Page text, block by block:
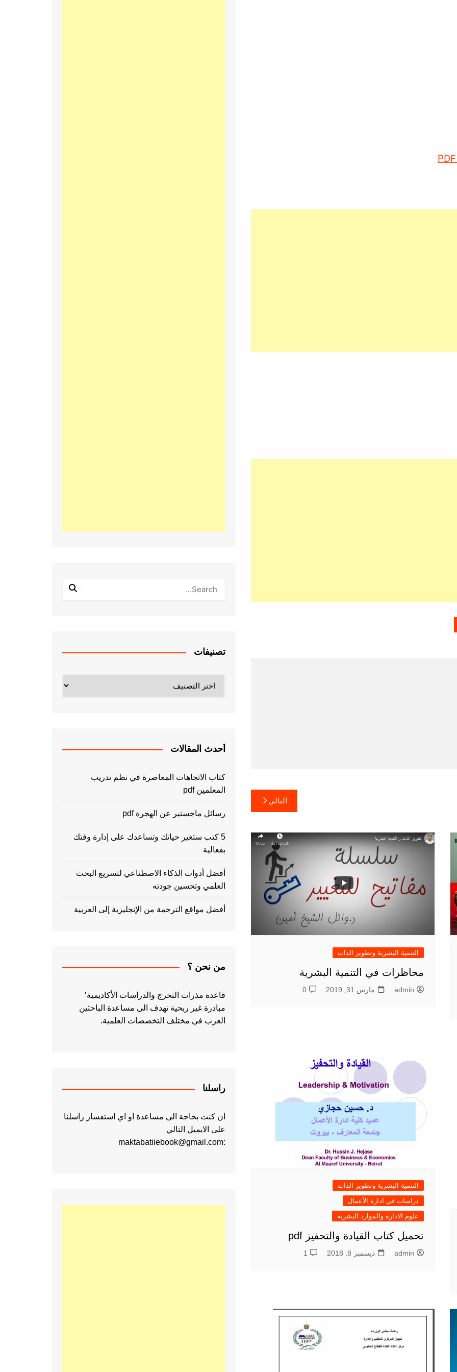
التالي
التنمية البشرية وتطوير الذات
محاظرات في التنمية البشرية
admin مارس 31, 2019 0
التنمية البشرية وتطوير الذات
دراسات في ادارة الأعمال
علوم الادارة والموارد البشرية
تحميل كتاب القيادة والتحفيز pdf
admin ديسمبر 8, 2018 1
تصنيفات
أحدث المقالات
كتاب الاتجاهات المعاصرة في نظم تدريب
المعلمين pdf
رسائل ماجستير عن الهجرة pdf
5 كتب ستغير حياتك وتساعدك على إدارة وقتك
بفعالية
أفضل أدوات الذكاء الاصطناعي لتسريع البحث
العلمي وتحسين جودته
أفضل مواقع الترجمة من الإنجليزية إلى العربية
من نحن ؟
قاعدة مذرات التخرج والدراسات الأكاديمية٬
مبادرة غير ربحية تهدف الى مساعدة الباحثين
العرب في مختلف التخصصات العلمية.
راسلنا
ان كنت بحاجة الى مساعدة او اي استفسار راسلنا
على الايميل التالي
:maktabatiiebook@gmail.com